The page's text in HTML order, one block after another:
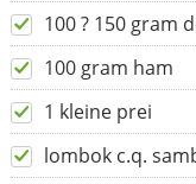
100 ? 150 gram
100 gram ham
1 kleine prei
lombok c.q.